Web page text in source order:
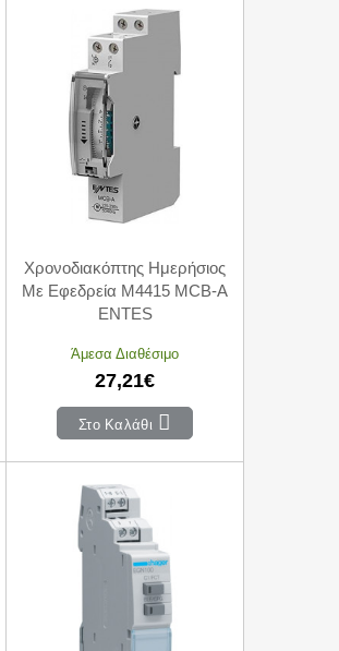
Χρονοδιακόπτης Ημερήσιος
Με Εφεδρεία M4415 MCB-A
ENTES
Άμεσα Διαθέσιμο
27,21€
Στο Καλάθι